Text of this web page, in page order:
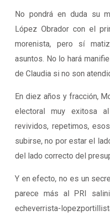
No pondrá en duda su
López Obrador con el
morenista, pero sí
asuntos. No lo hará
de Claudia si no son
En diez años y fracción,
electoral muy exitosa
revividos, repetimos,
subirse, no por estar el
del lado correcto del
Y en efecto, no es un
parece más al PRI
echeverrista-